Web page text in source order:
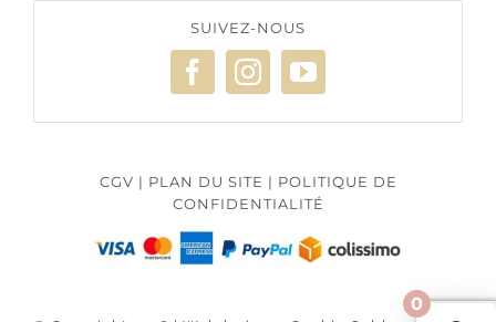
SUIVEZ-NOUS
CGV | PLAN DU SITE | POLITIQUE DE
CONFIDENTIALITÉ
0